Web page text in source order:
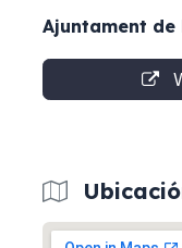
Ajuntament de